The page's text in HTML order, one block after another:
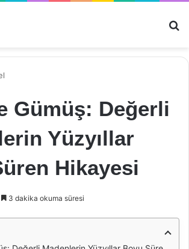
Gümüş: Değerli
Yüzyıllar
Hikayesi
3 dakika okuma süresi